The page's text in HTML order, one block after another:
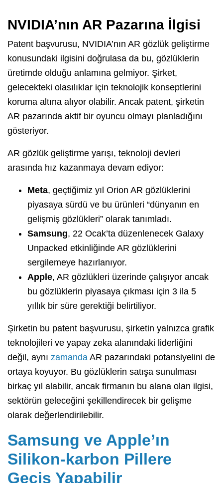
NVIDIA’nın AR Pazarına İlgisi
Patent başvurusu, NVIDIA’nın AR gözlük geliştirme
konusundaki ilgisini doğrulasa da bu, gözlüklerin
üretimde olduğu anlamına gelmiyor. Şirket,
gelecekteki olasılıklar için teknolojik konseptlerini
koruma altına alıyor olabilir. Ancak patent, şirketin
AR pazarında aktif bir oyuncu olmayı planladığını
gösteriyor.
AR gözlük geliştirme yarışı, teknoloji devleri
arasında hız kazanmaya devam ediyor:
Meta, geçtiğimiz yıl Orion AR gözlüklerini
piyasaya sürdü ve bu ürünleri “dünyanın en
gelişmiş gözlükleri” olarak tanımladı.
Samsung, 22 Ocak’ta düzenlenecek Galaxy
Unpacked etkinliğinde AR gözlüklerini
sergilemeye hazırlanıyor.
Apple, AR gözlükleri üzerinde çalışıyor ancak
bu gözlüklerin piyasaya çıkması için 3 ila 5
yıllık bir süre gerektiği belirtiliyor.
Şirketin bu patent başvurusu, şirketin yalnızca grafik
teknolojileri ve yapay zeka alanındaki liderliğini
değil, aynı zamanda AR pazarındaki potansiyelini de
ortaya koyuyor. Bu gözlüklerin satışa sunulması
birkaç yıl alabilir, ancak firmanın bu alana olan ilgisi,
sektörün geleceğini şekillendirecek bir gelişme
olarak değerlendirilebilir.
Samsung ve Apple’ın
Silikon-karbon Pillere
Geçiş Yapabilir